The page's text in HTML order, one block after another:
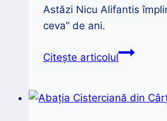
Astăzi Nicu Alifantis
ceva” de ani.
Citește articolulNicu
Aveam